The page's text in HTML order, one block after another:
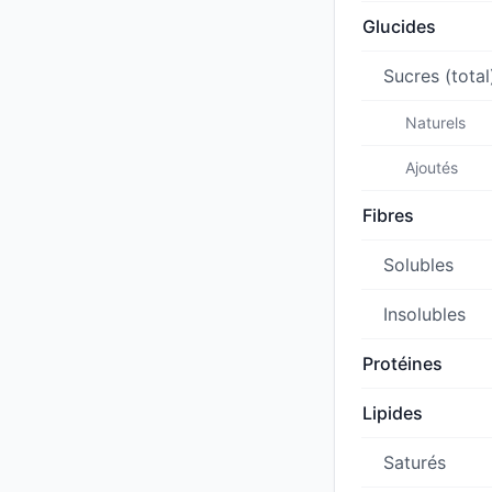
Glucides
Sucres
Naturels
Ajoutés
Fibres
Solubles
Insolubles
Protéines
Lipides
Saturés